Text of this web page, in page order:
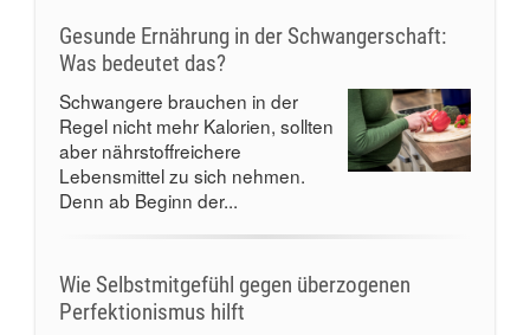
Gesunde Ernährung in der Schwangerschaft:
Was bedeutet das?
Schwangere brauchen in der
Regel nicht mehr Kalorien, sollten
aber nährstoffreichere
Lebensmittel zu sich nehmen.
Denn ab Beginn der...
Wie Selbstmitgefühl gegen überzogenen
Perfektionismus hilft